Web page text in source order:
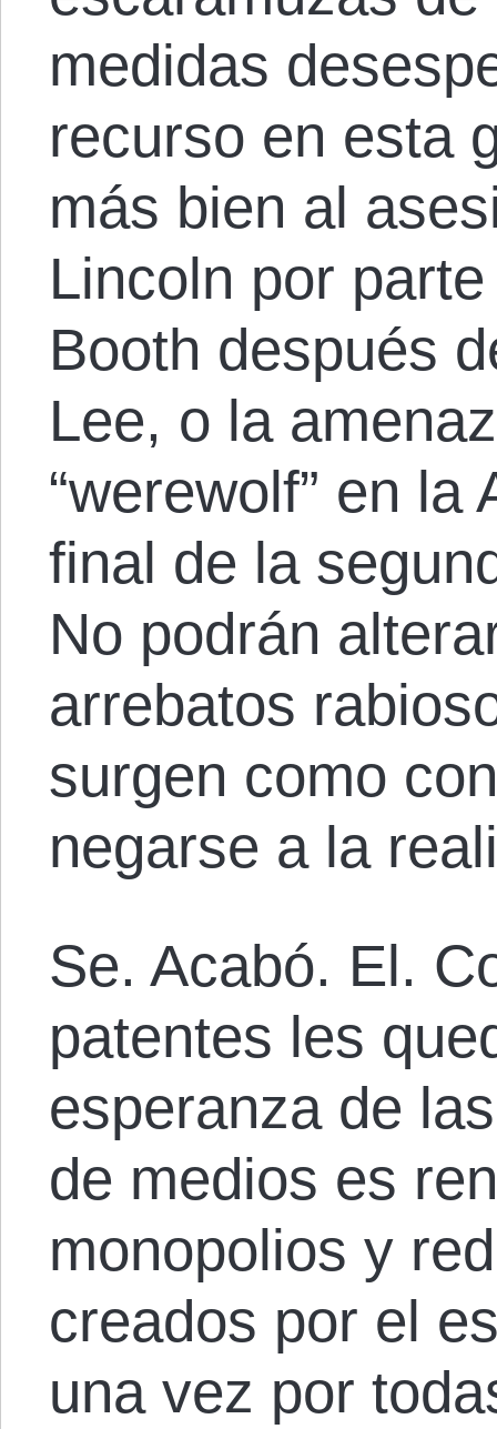
medidas
recurso en esta
más bien al
Lincoln por
Booth después
Lee, o la
“werewolf” en
final de la
No podrán
arrebatos
surgen como
negarse a la
Se. Acabó. El.
patentes les
esperanza de
de medios es
monopolios y
creados por el
una vez por